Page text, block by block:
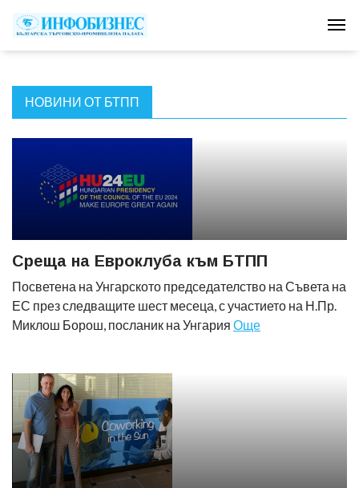
НОВИНИ ОТ БТПП
Среща на Евроклуба към БТПП
Посветена на Унгарското председателство на Съвета на
ЕС през следващите шест месеца, с участието на Н.Пр.
Миклош Борош, посланик на Унгария Още